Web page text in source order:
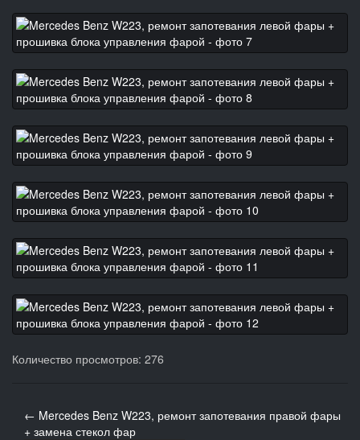
Количество просмотров: 276
← Mercedes Benz W223, ремонт запотевания правой фары
+ замена стекол фар